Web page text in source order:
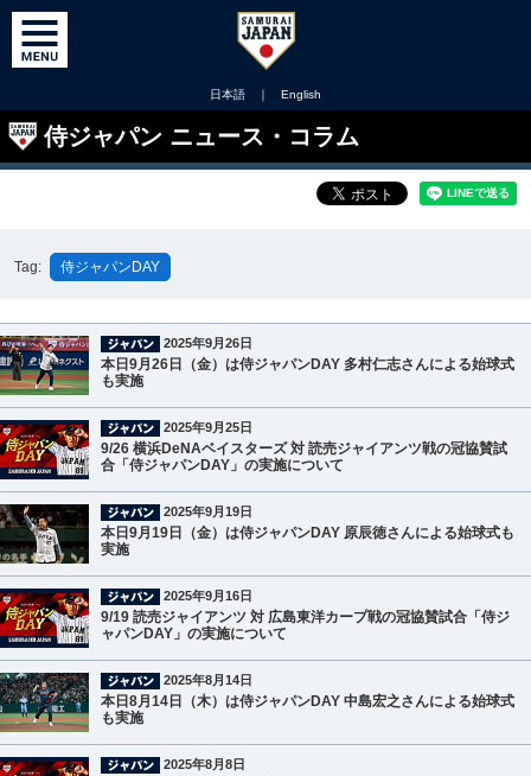
日本語 ｜ English
侍ジャパン ニュース・コラム
Tag: 侍ジャパンDAY
2025年9月26日
本日9月26日（金）は侍ジャパンDAY 多村仁志さんによる始球式
も実施
2025年9月25日
9/26 横浜DeNAベイスターズ 対 読売ジャイアンツ戦の冠協賛試
合「侍ジャパンDAY」の実施について
2025年9月19日
本日9月19日（金）は侍ジャパンDAY 原辰徳さんによる始球式も
実施
2025年9月16日
9/19 読売ジャイアンツ 対 広島東洋カープ戦の冠協賛試合「侍ジ
ャパンDAY」の実施について
2025年8月14日
本日8月14日（木）は侍ジャパンDAY 中島宏之さんによる始球式
も実施
2025年8月8日